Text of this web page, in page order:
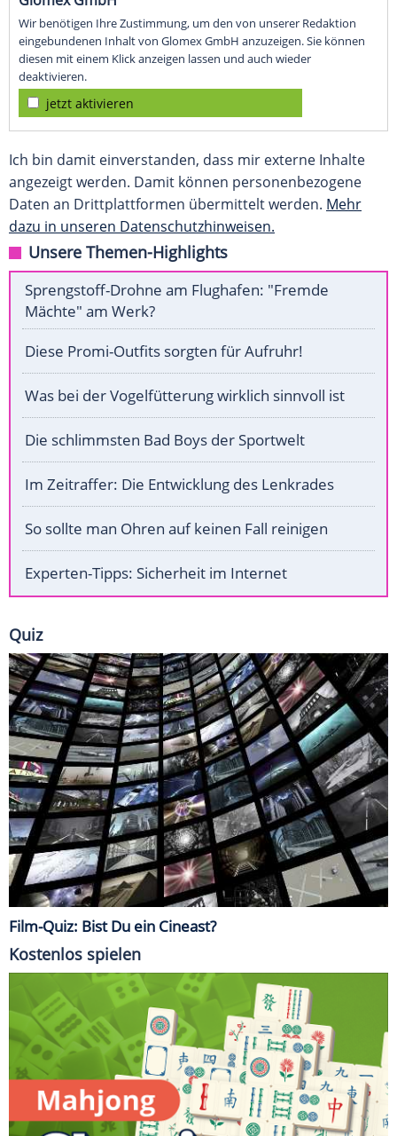
Wir benötigen Ihre Zustimmung, um den von unserer Redaktion
eingebundenen Inhalt von Glomex GmbH anzuzeigen. Sie können
diesen mit einem Klick anzeigen lassen und auch wieder
deaktivieren.
jetzt aktivieren
Ich bin damit einverstanden, dass mir externe Inhalte
angezeigt werden. Damit können personenbezogene
Daten an Drittplattformen übermittelt werden. Mehr
dazu in unseren Datenschutzhinweisen.
Unsere Themen-Highlights
Sprengstoff-Drohne am Flughafen: "Fremde
Mächte" am Werk?
Diese Promi-Outfits sorgten für Aufruhr!
Was bei der Vogelfütterung wirklich sinnvoll ist
Die schlimmsten Bad Boys der Sportwelt
Im Zeitraffer: Die Entwicklung des Lenkrades
So sollte man Ohren auf keinen Fall reinigen
Experten-Tipps: Sicherheit im Internet
Quiz
Film-Quiz: Bist Du ein Cineast?
Kostenlos spielen